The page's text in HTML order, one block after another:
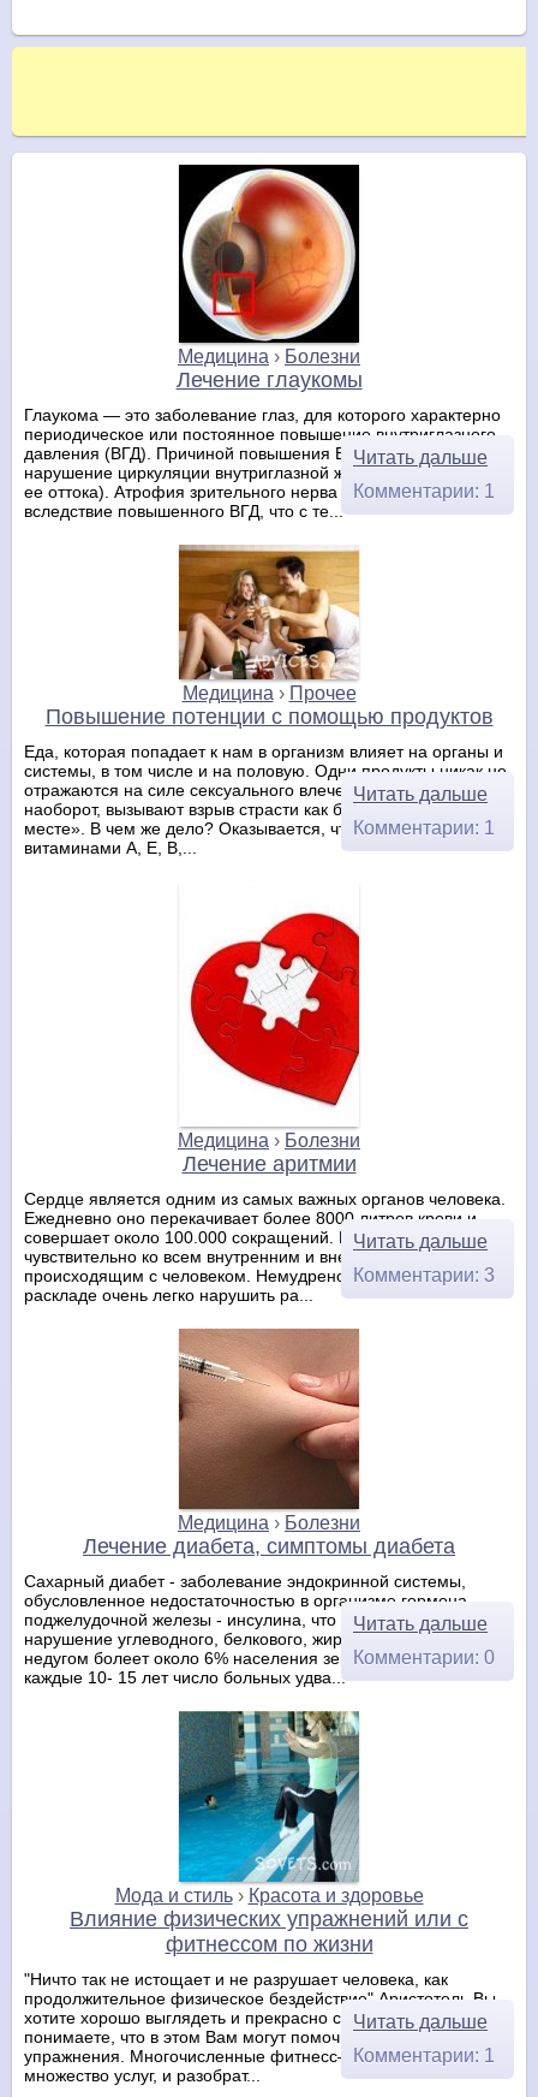
Медицина › Болезни
Лечение глаукомы
Глаукома — это заболевание глаз, для которого характерно
периодическое или постоянное повышение внутриглазного
давления (ВГД). Причиной повышения ВГД является
нарушение циркуляции внутриглазной жидкости (снижение
ее оттока). Атрофия зрительного нерва происходит
вследствие повышенного ВГД, что с те...
Читать дальше
Комментарии: 1
Медицина › Прочее
Повышение потенции с помощью продуктов
Еда, которая попадает к нам в организм влияет на органы и
системы, в том числе и на половую. Одни продукты никак не
отражаются на силе сексуального влечения, а другие
наоборот, вызывают взрыв страсти как будто «на ровном
месте». В чем же дело? Оказывается, что продукты, богатые
витаминами А, Е, В,...
Читать дальше
Комментарии: 1
Медицина › Болезни
Лечение аритмии
Сердце является одним из самых важных органов человека.
Ежедневно оно перекачивает более 8000 литров крови и
совершает около 100.000 сокращений. Кроме того, сердце
чувствительно ко всем внутренним и внешним изменения
происходящим с человеком. Немудрено, что при таком
раскладе очень легко нарушить ра...
Читать дальше
Комментарии: 3
Медицина › Болезни
Лечение диабета, симптомы диабета
Сахарный диабет - заболевание эндокринной системы,
обусловленное недостаточностью в организме гормона
поджелудочной железы - инсулина, что влечёт за собой
нарушение углеводного, белкового, жирового обмена. Этим
недугом болеет около 6% населения земного шара. И
каждые 10- 15 лет число больных удва...
Читать дальше
Комментарии: 0
Мода и стиль› Красота и здоровье
Влияние физических упражнений или с
фитнессом по жизни
"Ничто так не истощает и не разрушает человека, как
продолжительное физическое бездействие" Аристотель Вы
хотите хорошо выглядеть и прекрасно себя чувствовать? И
понимаете, что в этом Вам могут помочь физические
упражнения. Многочисленные фитнесс–клубы предлагают
множество услуг, и разобрат...
Читать дальше
Комментарии: 1